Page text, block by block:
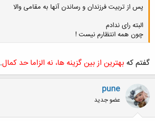
پس از تربیت فرزندان و رساندن آنها به مقامی والا
البته رای ندادم
چون همه انتظارم نیست !
کلیک کنید تا باز شود...
گفتم که بهترین از بین گزینه ها، نه الزاما حد کمال.
pune
عضو جدید